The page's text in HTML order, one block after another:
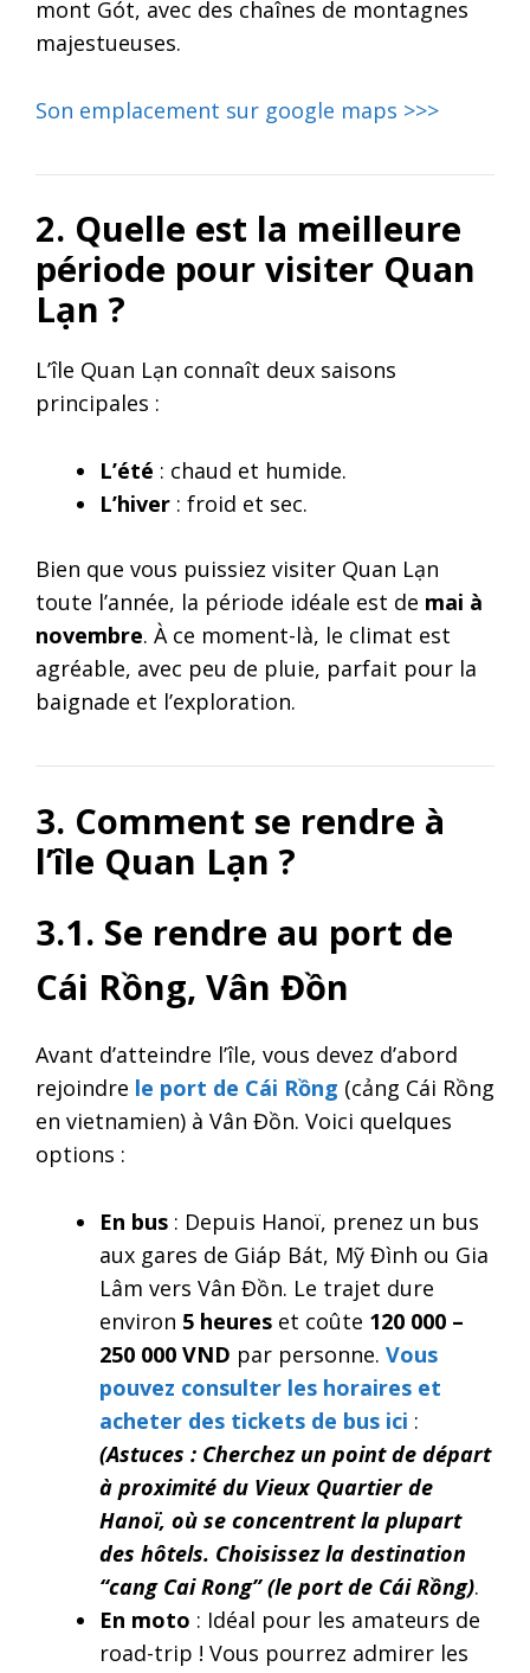
mont Gót, avec des chaînes de montagnes
majestueuses.
Son emplacement sur google maps >>>
2. Quelle est la meilleure
période pour visiter Quan
Lạn ?
L’île Quan Lạn connaît deux saisons
principales :
L’été : chaud et humide.
L’hiver : froid et sec.
Bien que vous puissiez visiter Quan Lạn
toute l’année, la période idéale est de mai à
novembre. À ce moment-là, le climat est
agréable, avec peu de pluie, parfait pour la
baignade et l’exploration.
3. Comment se rendre à
l’île Quan Lạn ?
3.1. Se rendre au port de
Cái Rồng, Vân Đồn
Avant d’atteindre l’île, vous devez d’abord
rejoindre le port de Cái Rồng (cảng Cái Rồng
en vietnamien) à Vân Đồn. Voici quelques
options :
En bus : Depuis Hanoï, prenez un bus
aux gares de Giáp Bát, Mỹ Đình ou Gia
Lâm vers Vân Đồn. Le trajet dure
environ 5 heures et coûte 120 000 –
250 000 VND par personne. Vous
pouvez consulter les horaires et
acheter des tickets de bus ici :
(Astuces : Cherchez un point de départ
à proximité du Vieux Quartier de
Hanoï, où se concentrent la plupart
des hôtels. Choisissez la destination
“cang Cai Rong” (le port de Cái Rồng).
En moto : Idéal pour les amateurs de
road-trip ! Vous pourrez admirer les